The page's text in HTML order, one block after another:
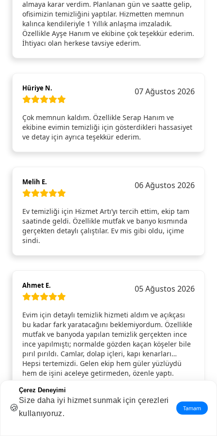
almaya karar verdim. Planlanan gün ve saatte gelip,
ofisimizin temizliğini yaptılar. Hizmetten memnun
kalınca kendileriyle 1 Yıllık anlaşma imzaladık.
Özellikle Ayşe Hanım ve ekibine çok teşekkür ederim.
İhtiyacı olan herkese tavsiye ederim.
Hüriye N. 07 Ağustos 2026
Çok memnun kaldım. Özellikle Serap Hanım ve
ekibine evimin temizliği için gösterdikleri hassasiyet
ve detay için ayrıca teşekkür ederim.
Melih E. 06 Ağustos 2026
Ev temizliği için Hizmet Artı’yı tercih ettim, ekip tam
saatinde geldi. Özellikle mutfak ve banyo kısmında
gerçekten detaylı çalıştılar. Ev mis gibi oldu, içime
sindi.
Ahmet E. 05 Ağustos 2026
Evim için detaylı temizlik hizmeti aldım ve açıkçası
bu kadar fark yaratacağını beklemiyordum. Özellikle
mutfak ve banyoda yapılan temizlik gerçekten ince
ince yapılmıştı; normalde gözden kaçan köşeler bile
pırıl pırıldı. Camlar, dolap içleri, kapı kenarları…
Hepsi tertemizdi. Gelen ekip hem güler yüzlüydü
hem de işini aceleye getirmeden, özenle yaptı.
değişti. Gönül rahatlığıyla tavsiye ederim, tekrar
ihtiyaç duyduğumda yine aynı hizmeti alırım.
🍪
Çerez Deneyimi
Size daha iyi hizmet sunmak için çerezleri
kullanıyoruz.
Tamam